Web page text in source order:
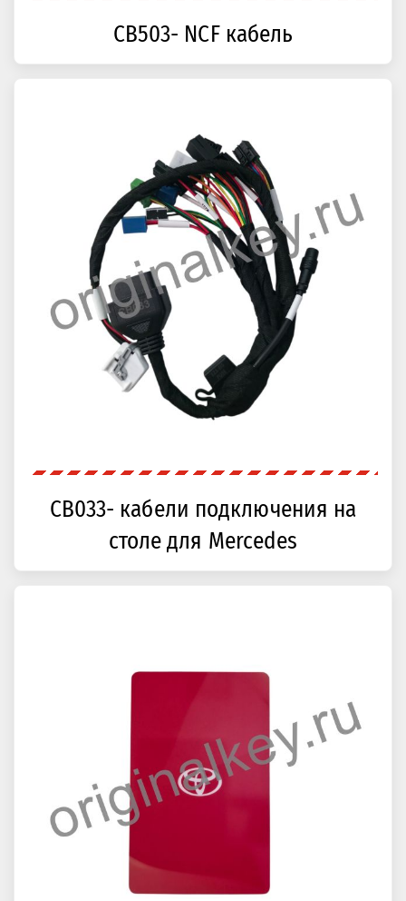
CB503- NCF кабель
CB033- кабели подключения на
столе для Mercedes